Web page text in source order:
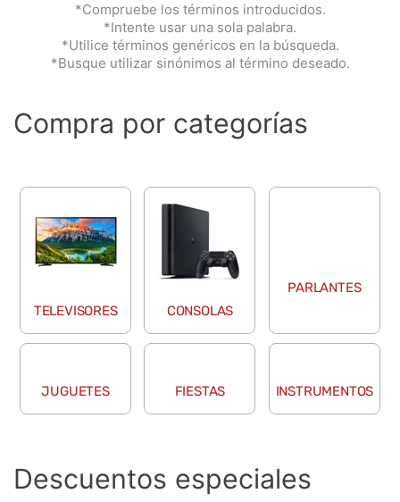
*Compruebe los términos introducidos.
*Intente usar una sola palabra.
*Utilice términos genéricos en la búsqueda.
*Busque utilizar sinónimos al término deseado.
Compra por categorías
TELEVISORES CONSOLAS
INSTRUMENTOS